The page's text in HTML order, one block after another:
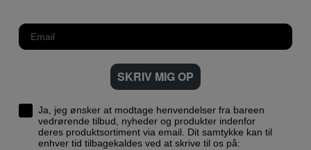
SKRIV MIG OP
Ja, jeg ønsker at modtage henvendelser fra bareen
vedrørende tilbud, nyheder og produkter indenfor
deres produktsortiment via email. Dit samtykke kan til
enhver tid tilbagekaldes ved at skrive til os på: